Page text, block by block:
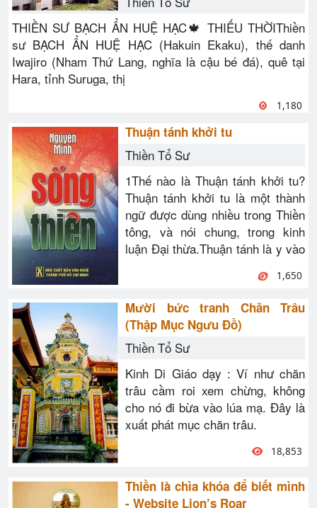
THIỀN SƯ BẠCH ẨN HUỆ HẠC🍁 THIẾU THỜIThiền
sư BẠCH ẨN HUỆ HẠC (Hakuin Ekaku), thế danh
Iwajiro (Nham Thứ Lang, nghĩa là cậu bé đá), quê tại
Hara, tỉnh Suruga, thị
1,180
Thuận tánh khởi tu
Thiền Tổ Sư
1Thế nào là Thuận tánh khởi tu?
Thuận tánh khởi tu là một thành
ngữ được dùng nhiều trong Thiền
tông, và nói chung, trong kinh
luận Đại thừa.Thuận tánh là y vào
1,650
Mười bức tranh Chăn Trâu
(Thập Mục Ngưu Đồ)
Thiền Tổ Sư
Kinh Di Giáo dạy : Ví như chăn
trâu cầm roi xem chừng, không
cho nó đi bừa vào lúa mạ. Đây là
xuất phát mục chăn trâu.
18,853
Thiền là chìa khóa để biết mình
- Website Lion’s Roar